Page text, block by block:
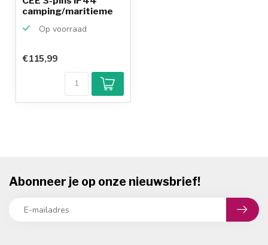
camping/maritieme
Op voorraad
€115,99
Abonneer je op onze nieuwsbrief!